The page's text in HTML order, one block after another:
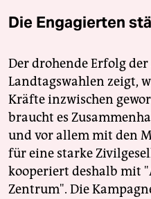
Die Engagierten
Der drohende Erfolg
Landtagswahlen zeigt,
Kräfte inzwischen
braucht es
und vor allem mit den
für eine starke
kooperiert deshalb mit
Zentrum". Die